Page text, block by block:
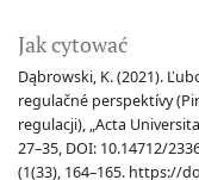
Jak cytować
Dąbrowski, K. (2021).
regulačné perspektívy
regulacji), „Acta
27–35, DOI: 10.14712/
(1(33), 164–165. https://